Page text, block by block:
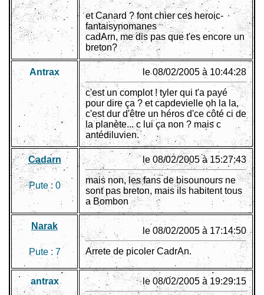
et Canard ? font chier ces heroic-
fantaisynomanes
cadArn, me dis pas que t'es encore un
breton?
Antrax le 08/02/2005 à 10:44:28
c'est un complot ! tyler qui t'a payé
pour dire ça ? et capdevielle oh la la,
c'est dur d'être un héros d'ce côté ci de
la planète... c lui ça non ? mais c
antédiluvien.
Cadarn
Pute : 0
le 08/02/2005 à 15:27:43
mais non, les fans de bisounours ne
sont pas breton, mais ils habitent tous
a Bombon
Narak
Pute : 7
le 08/02/2005 à 17:14:50
Arrete de picoler CadrAn.
antrax le 08/02/2005 à 19:29:15